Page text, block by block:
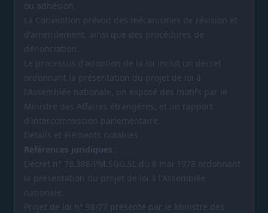
ou adhésion.
La Convention prévoit des mécanismes de révision et
d'amendement, ainsi que des procédures de
dénonciation.
Le processus d'adoption de la loi inclut un décret
ordonnant la présentation du projet de loi à
l'Assemblée nationale, un exposé des motifs par le
Ministre des Affaires étrangères, et un rapport
d'intercommission parlementaire.
Détails et éléments notables
Références juridiques :
Décret n° 78.386/PM.SGG.SL du 8 mai 1978 ordonnant
la présentation du projet de loi à l'Assemblée
nationale.
Projet de loi n° 98/77 présenté par le Ministre des